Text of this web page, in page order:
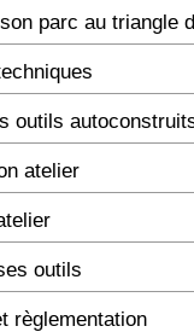
parc au triangle
outils
atelier
outils
règlementation